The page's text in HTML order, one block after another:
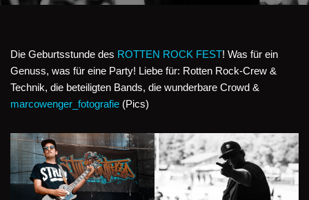
Die Geburtsstunde des ROTTEN ROCK FEST! Was für ein
Genuss, was für eine Party! Liebe für: Rotten Rock-Crew &
Technik, die beteiligten Bands, die wunderbare Crowd &
marcowenger_fotografie (Pics)